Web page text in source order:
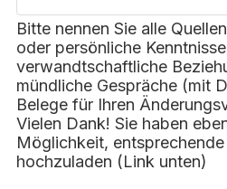
Bitte nennen Sie alle
oder persönliche
verwandtschaftliche
mündliche Gespräche (mit
Belege für Ihren
Vielen Dank! Sie haben
Möglichkeit,
hochzuladen (Link unten)